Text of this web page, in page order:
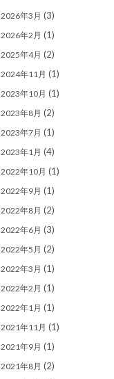
2026年3月 (3)
2026年2月 (1)
2025年4月 (2)
2024年11月 (1)
2023年10月 (1)
2023年8月 (2)
2023年7月 (1)
2023年1月 (4)
2022年10月 (1)
2022年9月 (1)
2022年8月 (2)
2022年6月 (3)
2022年5月 (2)
2022年3月 (1)
2022年2月 (1)
2022年1月 (1)
2021年11月 (1)
2021年9月 (1)
2021年8月 (2)